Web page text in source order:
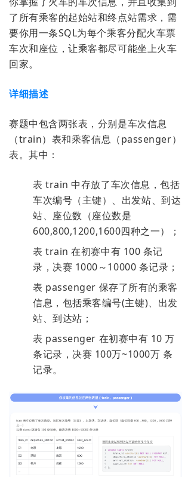
了所有乘客的起始站和终点站需求，需
要你用一条SQL为每个乘客分配火车票
车次和座位，让乘客都尽可能坐上火车
回家。
详细描述
赛题中包含两张表，分别是车次信息
（train）表和乘客信息（passenger）
表。其中：
表 train 中存放了车次信息，包括
车次编号（主键）、出发站、到达
站、座位数（座位数是
600,800,1200,1600四种之一）；
表 train 在初赛中有 100 条记
录，决赛 1000～10000 条记录；
表 passenger 保存了所有的乘客
信息，包括乘客编号(主键)、出发
站、到达站；
表 passenger 在初赛中有 10 万
条记录，决赛 100万~1000万 条
记录。